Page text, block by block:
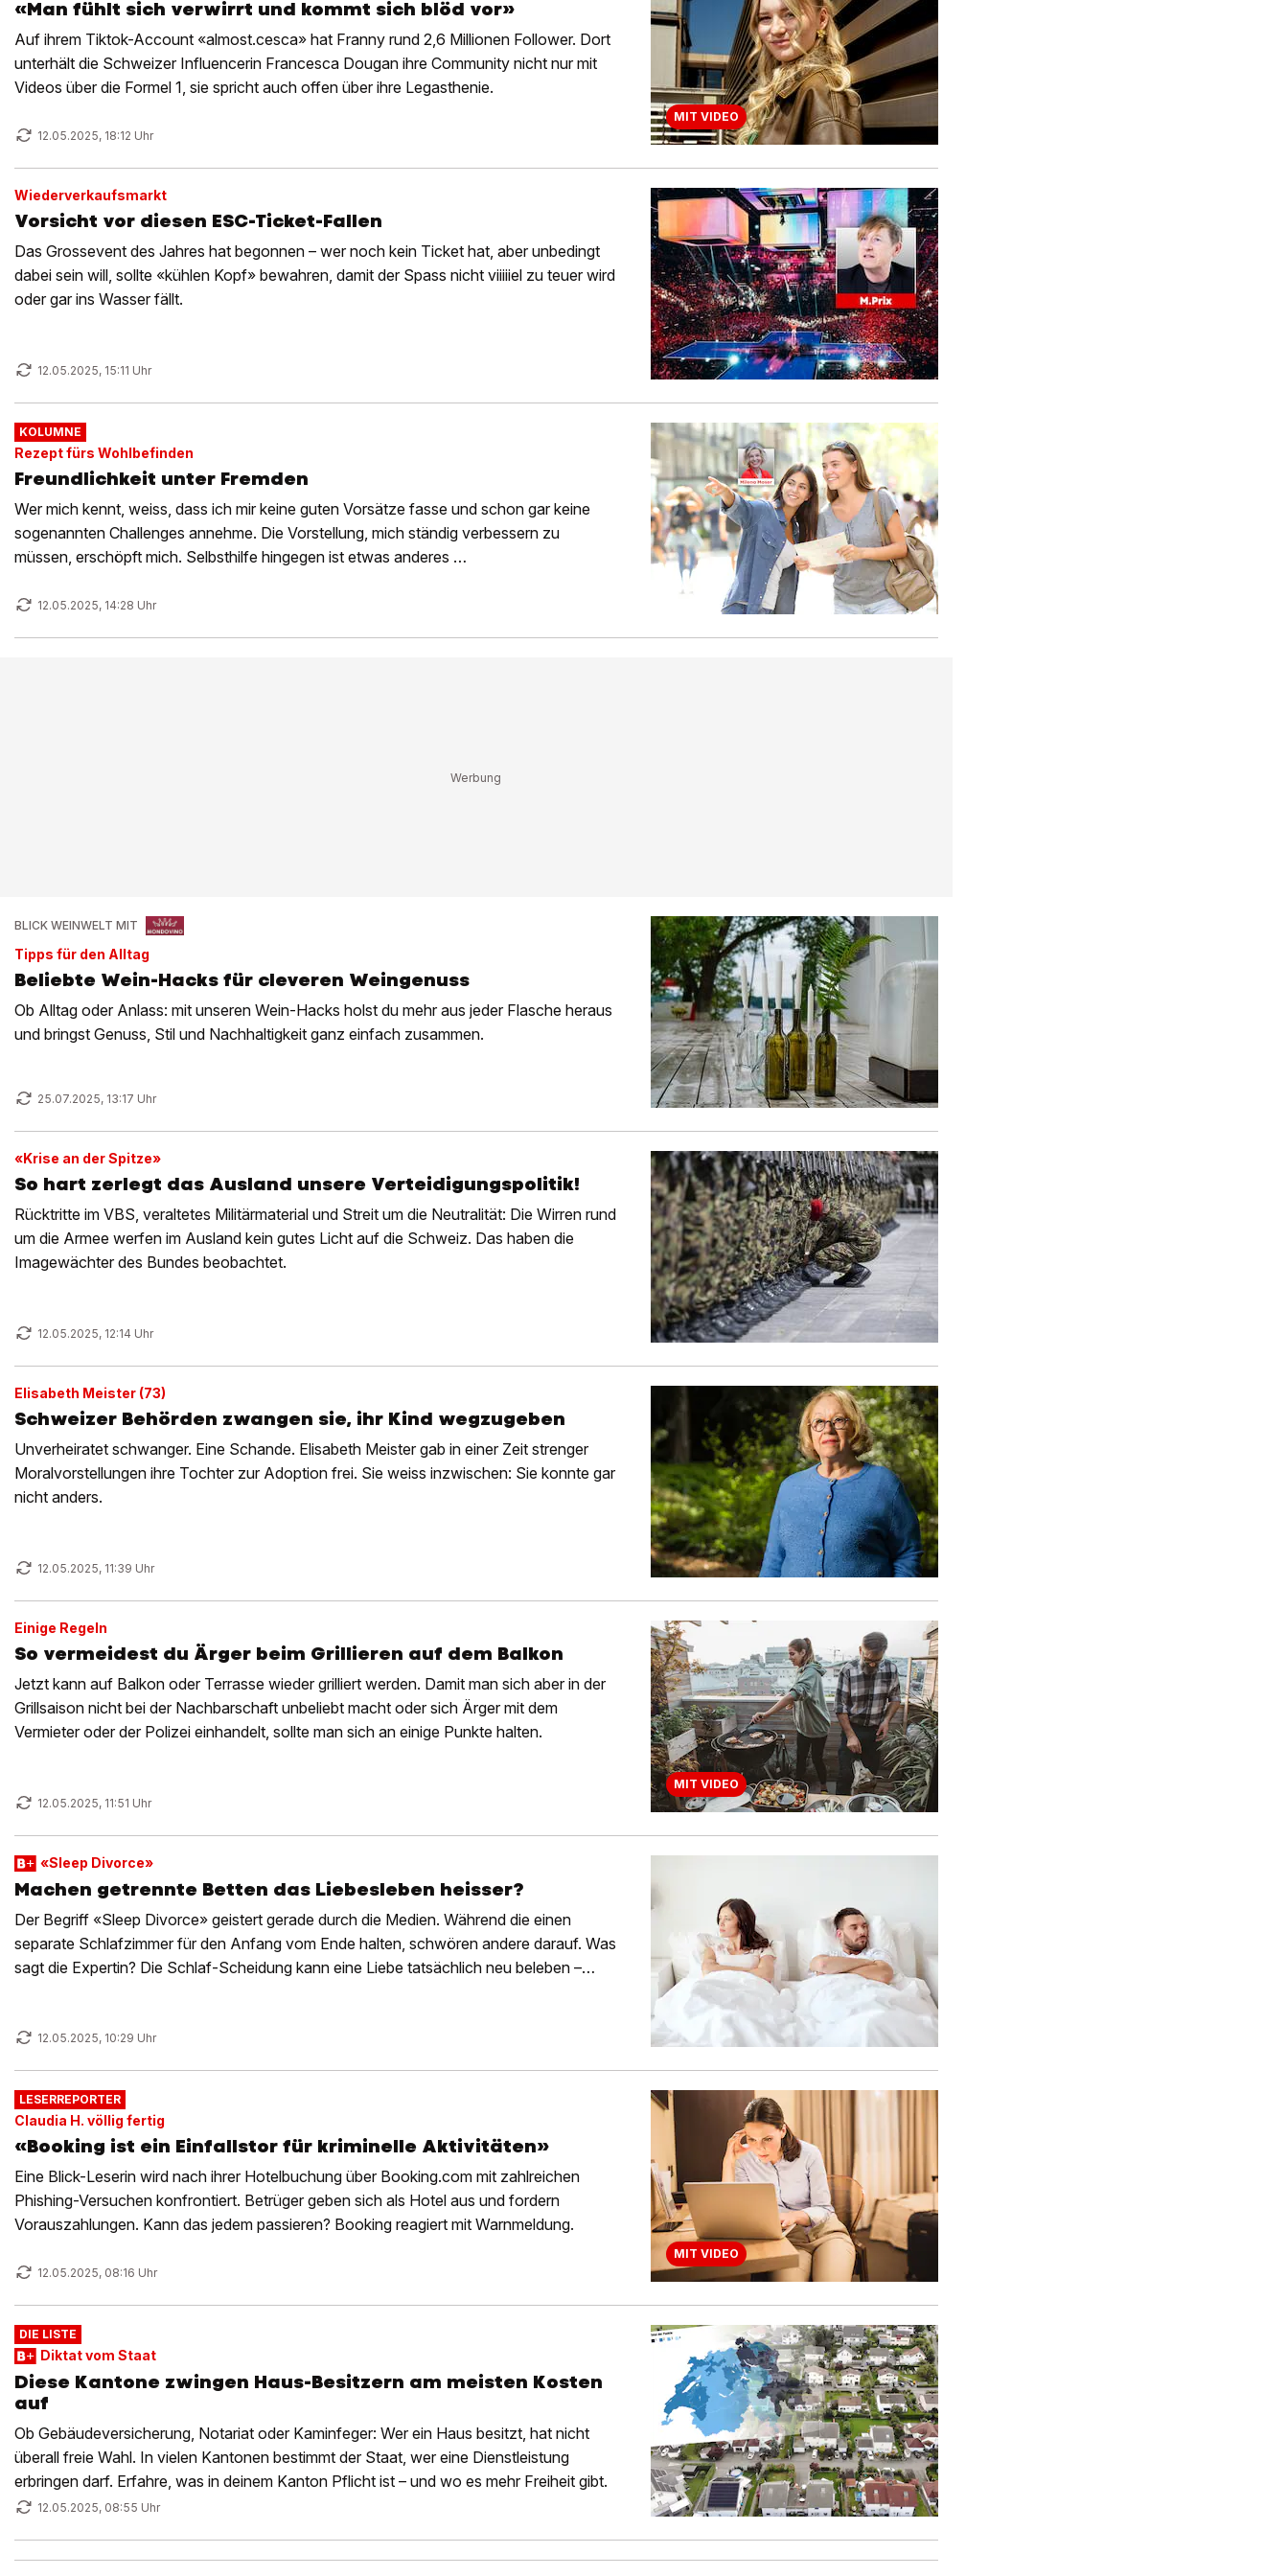
«Man fühlt sich verwirrt und kommt sich blöd vor»
Auf ihrem Tiktok-Account «almost.cesca» hat Franny rund 2,6 Millionen Follower. Dort
unterhält die Schweizer Influencerin Francesca Dougan ihre Community nicht nur mit
Videos über die Formel 1, sie spricht auch offen über ihre Legasthenie.
12.05.2025, 18:12 Uhr
MIT VIDEO
Wiederverkaufsmarkt
Vorsicht vor diesen ESC-Ticket-Fallen
Das Grossevent des Jahres hat begonnen – wer noch kein Ticket hat, aber unbedingt
dabei sein will, sollte «kühlen Kopf» bewahren, damit der Spass nicht viiiiiel zu teuer wird
oder gar ins Wasser fällt.
12.05.2025, 15:11 Uhr
KOLUMNE
Rezept fürs Wohlbefinden
Freundlichkeit unter Fremden
Wer mich kennt, weiss, dass ich mir keine guten Vorsätze fasse und schon gar keine
sogenannten Challenges annehme. Die Vorstellung, mich ständig verbessern zu
müssen, erschöpft mich. Selbsthilfe hingegen ist etwas anderes …
12.05.2025, 14:28 Uhr
BLICK WEINWELT MIT
Tipps für den Alltag
Beliebte Wein-Hacks für cleveren Weingenuss
Ob Alltag oder Anlass: mit unseren Wein-Hacks holst du mehr aus jeder Flasche heraus
und bringst Genuss, Stil und Nachhaltigkeit ganz einfach zusammen.
25.07.2025, 13:17 Uhr
«Krise an der Spitze»
So hart zerlegt das Ausland unsere Verteidigungspolitik!
Rücktritte im VBS, veraltetes Militärmaterial und Streit um die Neutralität: Die Wirren rund
um die Armee werfen im Ausland kein gutes Licht auf die Schweiz. Das haben die
Imagewächter des Bundes beobachtet.
12.05.2025, 12:14 Uhr
Elisabeth Meister (73)
Schweizer Behörden zwangen sie, ihr Kind wegzugeben
Unverheiratet schwanger. Eine Schande. Elisabeth Meister gab in einer Zeit strenger
Moralvorstellungen ihre Tochter zur Adoption frei. Sie weiss inzwischen: Sie konnte gar
nicht anders.
12.05.2025, 11:39 Uhr
Einige Regeln
So vermeidest du Ärger beim Grillieren auf dem Balkon
Jetzt kann auf Balkon oder Terrasse wieder grilliert werden. Damit man sich aber in der
Grillsaison nicht bei der Nachbarschaft unbeliebt macht oder sich Ärger mit dem
Vermieter oder der Polizei einhandelt, sollte man sich an einige Punkte halten.
12.05.2025, 11:51 Uhr
MIT VIDEO
«Sleep Divorce»
Machen getrennte Betten das Liebesleben heisser?
Der Begriff «Sleep Divorce» geistert gerade durch die Medien. Während die einen
separate Schlafzimmer für den Anfang vom Ende halten, schwören andere darauf. Was
sagt die Expertin? Die Schlaf-Scheidung kann eine Liebe tatsächlich neu beleben –
12.05.2025, 10:29 Uhr
LESERREPORTER
Claudia H. völlig fertig
«Booking ist ein Einfallstor für kriminelle Aktivitäten»
Eine Blick-Leserin wird nach ihrer Hotelbuchung über Booking.com mit zahlreichen
Phishing-Versuchen konfrontiert. Betrüger geben sich als Hotel aus und fordern
Vorauszahlungen. Kann das jedem passieren? Booking reagiert mit Warnmeldung.
12.05.2025, 08:16 Uhr
MIT VIDEO
DIE LISTE
Diktat vom Staat
Diese Kantone zwingen Haus-Besitzern am meisten Kosten
auf
Ob Gebäudeversicherung, Notariat oder Kaminfeger: Wer ein Haus besitzt, hat nicht
überall freie Wahl. In vielen Kantonen bestimmt der Staat, wer eine Dienstleistung
erbringen darf. Erfahre, was in deinem Kanton Pflicht ist – und wo es mehr Freiheit gibt.
12.05.2025, 08:55 Uhr